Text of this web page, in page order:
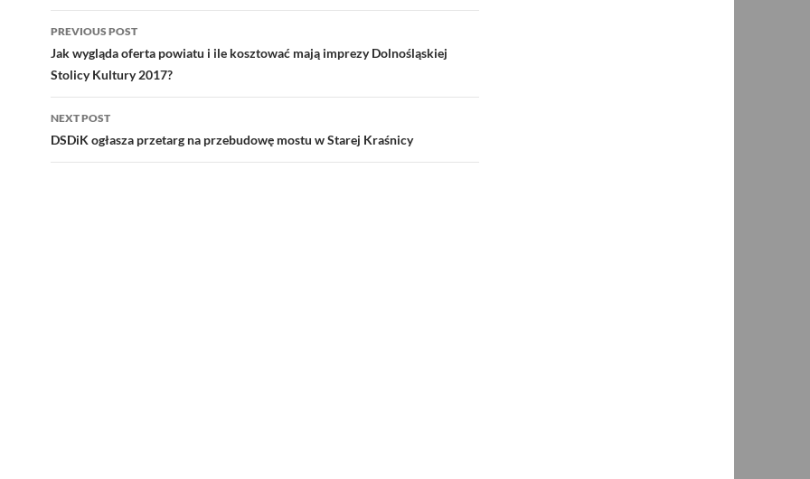
Post
navigation
PREVIOUS POST
Jak wygląda oferta powiatu i ile kosztować mają imprezy Dolnośląskiej
Stolicy Kultury 2017?
NEXT POST
DSDiK ogłasza przetarg na przebudowę mostu w Starej Kraśnicy